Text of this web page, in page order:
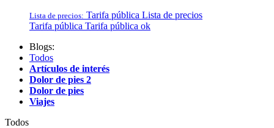
Lista de precios: Tarifa pública Lista de precios
Tarifa pública Tarifa pública ok
Blogs:
Todos
Artículos de interés
Dolor de pies 2
Dolor de pies
Viajes
Todos